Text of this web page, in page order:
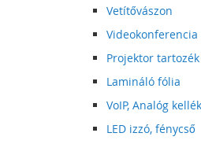
Vetítővászon
Projektor tartozék
Lamináló fólia
VoIP, Analóg kellék
LED izzó, fénycső